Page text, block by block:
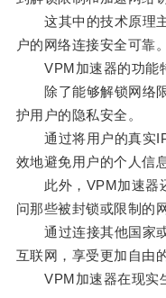
这其中的技术原理主
户的网络连接安全可靠。
VPM加速器的功能特
除了能够解锁网络限
护用户的隐私安全。
通过将用户的真实IP
效地避免用户的个人信
此外，VPM加速器还
问那些被封锁或限制的
通过连接其他国家或
互联网，享受更加自由
VPM加速器在现实生